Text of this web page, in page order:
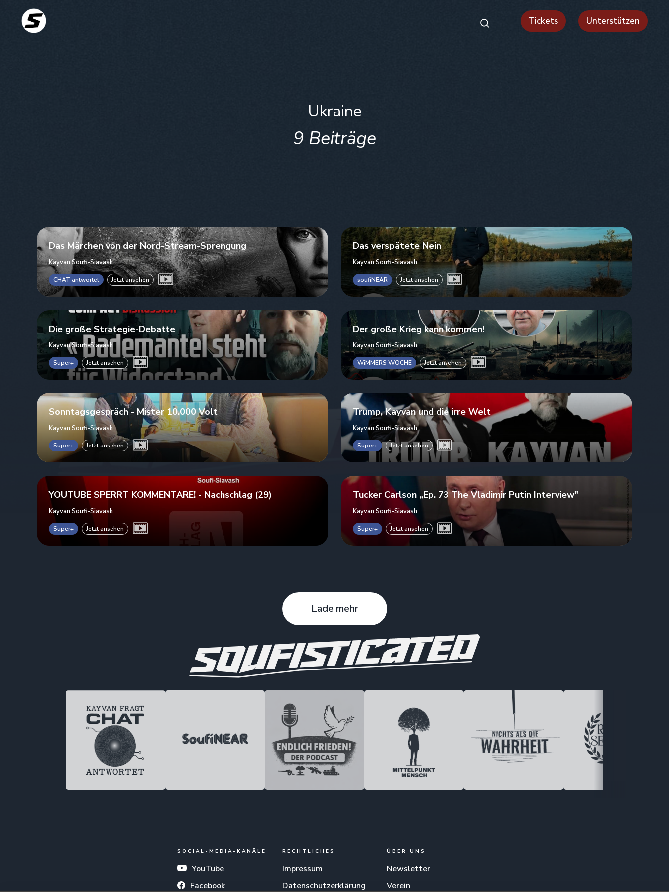
Tickets Unterstützen
Ukraine
9 Beiträge
Das Märchen von der Nord-Stream-Sprengung
Kayvan Soufi-Siavash
CHAT antwortet Jetzt ansehen
Das verspätete Nein
Kayvan Soufi-Siavash
soufiNEAR Jetzt ansehen
Die große Strategie-Debatte
Kayvan Soufi-Siavash
Super+ Jetzt ansehen
Der große Krieg kann kommen!
Kayvan Soufi-Siavash
WiMMERS WOCHE Jetzt ansehen
Sonntagsgespräch - Mister 10.000 Volt
Kayvan Soufi-Siavash
Super+ Jetzt ansehen
Trump, Kayvan und die irre Welt
Kayvan Soufi-Siavash
Super+ Jetzt ansehen
YOUTUBE SPERRT KOMMENTARE! - Nachschlag (29)
Kayvan Soufi-Siavash
Super+ Jetzt ansehen
Tucker Carlson „Ep. 73 The Vladimir Putin Interview"
Kayvan Soufi-Siavash
Super+ Jetzt ansehen
Lade mehr
SOCIAL-MEDIA-KANÄLE
YouTube
Facebook
RECHTLICHES
Impressum
Datenschutzerklärung
ÜBER UNS
Newsletter
Verein